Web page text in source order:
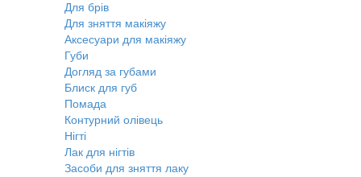
Для брів
Для зняття макіяжу
Аксесуари для макіяжу
Губи
Догляд за губами
Блиск для губ
Помада
Контурний олівець
Нігті
Лак для нігтів
Засоби для зняття лаку